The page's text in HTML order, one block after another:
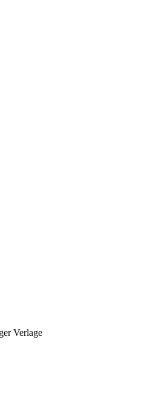
Verlage